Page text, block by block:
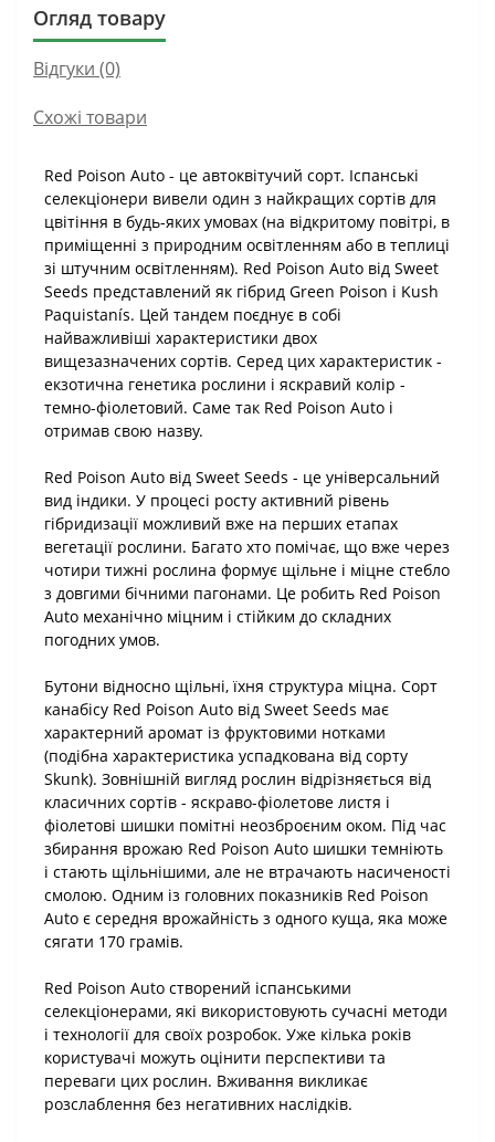
Огляд товару
Відгуки (0)
Схожі товари
Red Poison Auto - це автоквітучий сорт. Іспанські
селекціонери вивели один з найкращих сортів для
цвітіння в будь-яких умовах (на відкритому повітрі, в
приміщенні з природним освітленням або в теплиці
зі штучним освітленням). Red Poison Auto від Sweet
Seeds представлений як гібрид Green Poison і Kush
Paquistanís. Цей тандем поєднує в собі
найважливіші характеристики двох
вищезазначених сортів. Серед цих характеристик -
екзотична генетика рослини і яскравий колір -
темно-фіолетовий. Саме так Red Poison Auto і
отримав свою назву.
Red Poison Auto від Sweet Seeds - це універсальний
вид індики. У процесі росту активний рівень
гібридизації можливий вже на перших етапах
вегетації рослини. Багато хто помічає, що вже через
чотири тижні рослина формує щільне і міцне стебло
з довгими бічними пагонами. Це робить Red Poison
Auto механічно міцним і стійким до складних
погодних умов.
Бутони відносно щільні, їхня структура міцна. Сорт
канабісу Red Poison Auto від Sweet Seeds має
характерний аромат із фруктовими нотками
(подібна характеристика успадкована від сорту
Skunk). Зовнішній вигляд рослин відрізняється від
класичних сортів - яскраво-фіолетове листя і
фіолетові шишки помітні неозброєним оком. Під час
збирання врожаю Red Poison Auto шишки темніють
і стають щільнішими, але не втрачають насиченості
смолою. Одним із головних показників Red Poison
Auto є середня врожайність з одного куща, яка може
сягати 170 грамів.
Red Poison Auto створений іспанськими
селекціонерами, які використовують сучасні методи
і технології для своїх розробок. Уже кілька років
користувачі можуть оцінити перспективи та
переваги цих рослин. Вживання викликає
розслаблення без негативних наслідків.